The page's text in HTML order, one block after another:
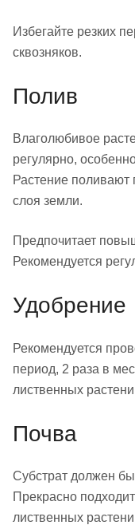
Избегайте резких
сквозняков.
Полив
Влаголюбивое
регулярно,
Растение
слоя земли.
Предпочитает
Рекомендуется
Удобрение
Рекомендуется
период, 2 раза в
лиственных
Почва
Субстрат должен
Прекрасно
лиственных